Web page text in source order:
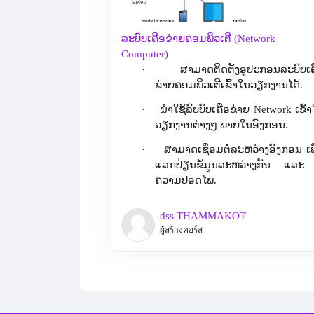
ລະບົບເຄືອຂ່າຍຄອມພິວເຕີ (Network
Computer)
·
ສາມາດຕິດຕັງອຸປະກອນລະບົບເ
ຂ່າຍຄອມພິວເຕີເຂົ້າໃນວຽກງານໄດ້.
· ນໍາໃຊ້ລົບບົບເຄືອຂ່າຍ Network ເຂົ້
ວຽກງານຕ່າງໆ ພາຍໃນອົງກອນ.
·
ສາມາດເຊື່ອມຕໍ່ລະຫວ່າງອົງກອນ ເ
ແລກປ່ຽນຂໍ້ມູນລະຫວ່າງກັນ ແລ
ຄວາມປອດໄພ.
dss THAMMAKOT
ผู้สร้างคอร์ส